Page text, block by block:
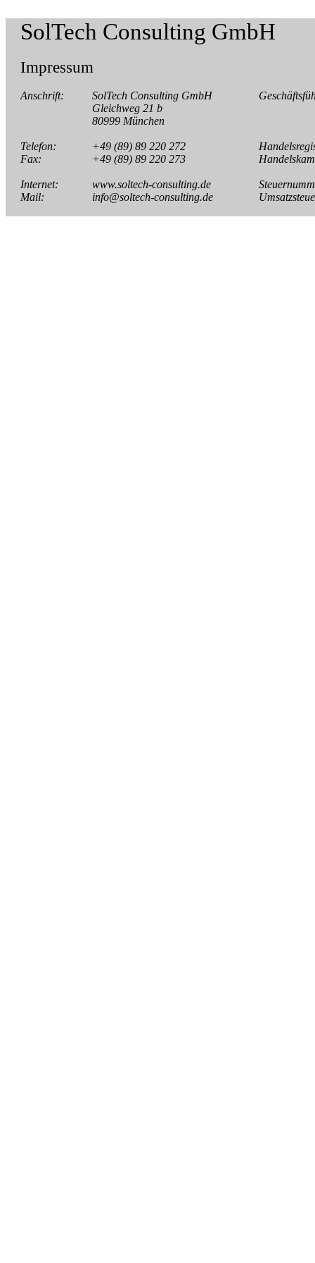
SolTech Consulting GmbH
Impressum
Anschrift:
SolTech Consulting GmbH
Gleichweg 21 b
80999 München
Telefon:
Fax:
+49 (89) 89 220 272
+49 (89) 89 220 273
Internet:
Mail:
www.soltech-consulting.de
info@soltech-consulting.de